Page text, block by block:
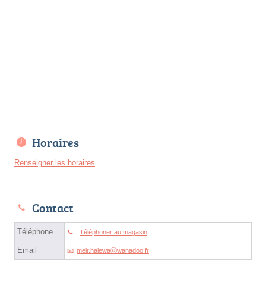
Horaires
Renseigner les horaires
Contact
Téléphone Téléphoner au magasin
Email meir.halewaⓐwanadoo.fr